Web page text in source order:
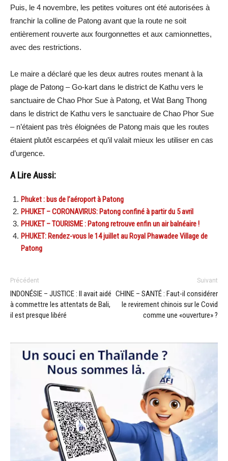
Puis, le 4 novembre, les petites voitures ont été autorisées à
franchir la colline de Patong avant que la route ne soit
entièrement rouverte aux fourgonnettes et aux camionnettes,
avec des restrictions.
Le maire a déclaré que les deux autres routes menant à la
plage de Patong – Go-kart dans le district de Kathu vers le
sanctuaire de Chao Phor Sue à Patong, et Wat Bang Thong
dans le district de Kathu vers le sanctuaire de Chao Phor Sue
– n’étaient pas très éloignées de Patong mais que les routes
étaient plutôt escarpées et qu’il valait mieux les utiliser en cas
d’urgence.
A Lire Aussi:
Phuket : bus de l’aéroport à Patong
PHUKET – CORONAVIRUS: Patong confiné à partir du 5 avril
PHUKET – TOURISME : Patong retrouve enfin un air balnéaire !
PHUKET: Rendez-vous le 14 juillet au Royal Phawadee Village de
Patong
Précédent
INDONÉSIE – JUSTICE : Il avait aidé
à commettre les attentats de Bali,
il est presque libéré
Suivant
CHINE – SANTÉ : Faut-il considérer
le revirement chinois sur le Covid
comme une «ouverture» ?